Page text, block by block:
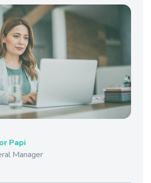
Papi
Manager